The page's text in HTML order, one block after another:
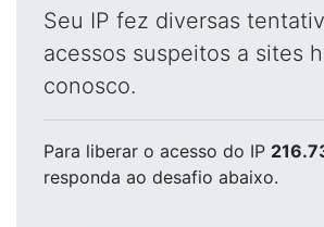
Seu IP fez diversas
acessos suspeitos a sites
conosco.
Para liberar o acesso do IP
responda ao desafio abaixo.